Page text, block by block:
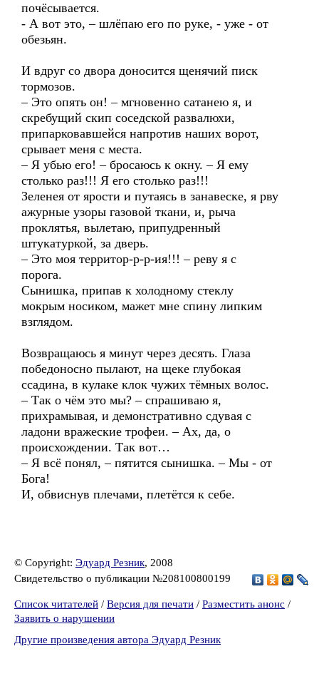
почёсывается.
- А вот это, – шлёпаю его по руке, - уже - от
обезьян.
И вдруг со двора доносится щенячий писк
тормозов.
– Это опять он! – мгновенно сатанею я, и
скребущий скип соседской развалюхи,
припарковавшейся напротив наших ворот,
срывает меня с места.
– Я убью его! – бросаюсь к окну. – Я ему
столько раз!!! Я его столько раз!!!
Зеленея от ярости и путаясь в занавеске, я рву
ажурные узоры газовой ткани, и, рыча
проклятья, вылетаю, припудренный
штукатуркой, за дверь.
– Это моя территор-р-р-ия!!! – реву я с
порога.
Сынишка, припав к холодному стеклу
мокрым носиком, мажет мне спину липким
взглядом.
Возвращаюсь я минут через десять. Глаза
победоносно пылают, на щеке глубокая
ссадина, в кулаке клок чужих тёмных волос.
– Так о чём это мы? – спрашиваю я,
прихрамывая, и демонстративно сдувая с
ладони вражеские трофеи. – Ах, да, о
происхождении. Так вот…
– Я всё понял, – пятится сынишка. – Мы - от
Бога!
И, обвиснув плечами, плетётся к себе.
© Copyright: Эдуард Резник, 2008
Свидетельство о публикации №208100800199
Список читателей / Версия для печати / Разместить анонс /
Заявить о нарушении
Другие произведения автора Эдуард Резник